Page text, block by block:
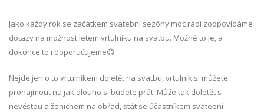
Jako každý rok se začátkem svatební sezóny moc rádi zodpovídáme
dotazy na možnost letem vrtulníku na svatbu. Možné to je, a
dokonce to i doporučujeme😊
Nejde jen o to vrtulníkem doletět na svatbu, vrtulník si můžete
pronajmout na jak dlouho si budete přát. Může tak doletět s
nevěstou a ženichem na obřad, stát se účastníkem svatební